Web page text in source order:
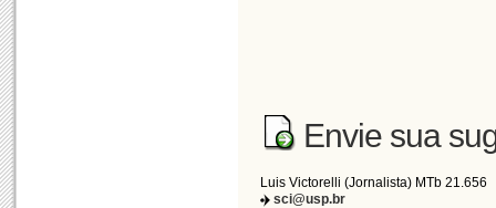
Envie sua
Luis Victorelli (Jornalista) MTb 21.656
sci@usp.br